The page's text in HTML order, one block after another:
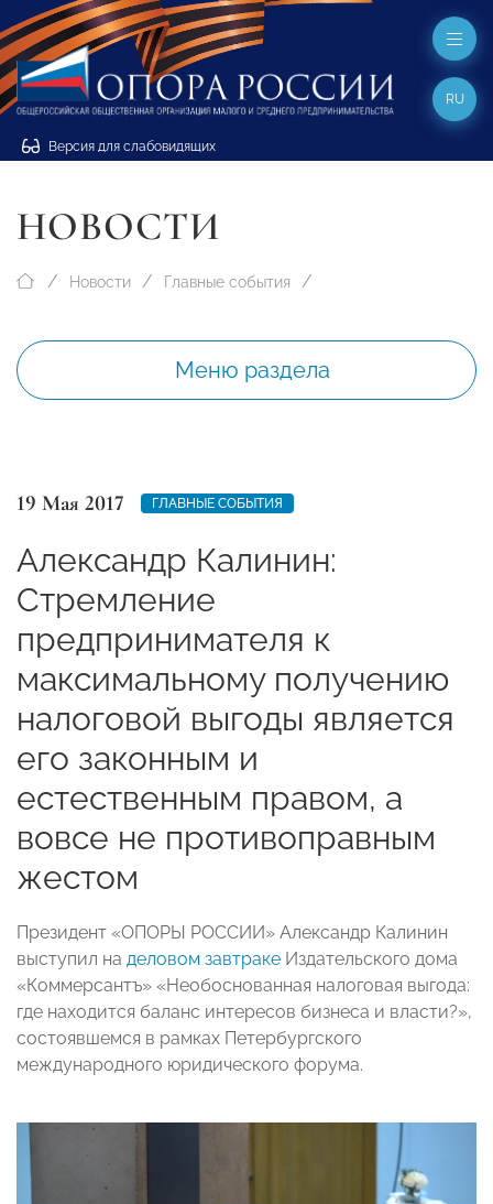
Версия для слабовидящих
RU
НОВОСТИ
Новости Главные события
Меню раздела
19 Мая 2017 ГЛАВНЫЕ СОБЫТИЯ
Александр Калинин:
Стремление
предпринимателя к
максимальному получению
налоговой выгоды является
его законным и
естественным правом, а
вовсе не противоправным
жестом
Президент «ОПОРЫ РОССИИ» Александр Калинин
выступил на деловом завтраке Издательского дома
«Коммерсантъ» «Необоснованная налоговая выгода:
где находится баланс интересов бизнеса и власти?»,
состоявшемся в рамках Петербургского
международного юридического форума.